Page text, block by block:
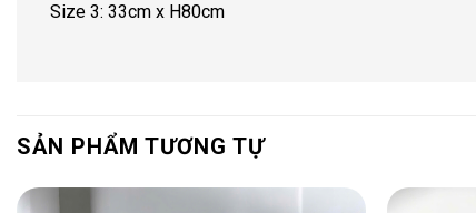
Size 3: 33cm x H80cm
SẢN PHẨM TƯƠNG TỰ